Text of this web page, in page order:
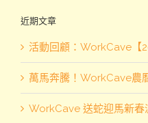
近期文章
活動回顧：WorkCave【
萬馬奔騰！WorkCave農
WorkCave 送蛇迎馬新春